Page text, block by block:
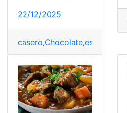
22/12/2025
casero,Chocolate,esponjosa